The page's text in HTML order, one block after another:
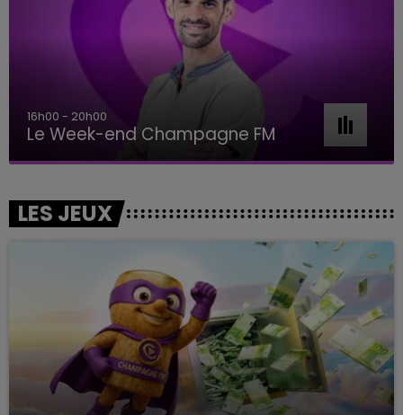
16h00 - 20h00
Le Week-end Champagne FM
LES JEUX